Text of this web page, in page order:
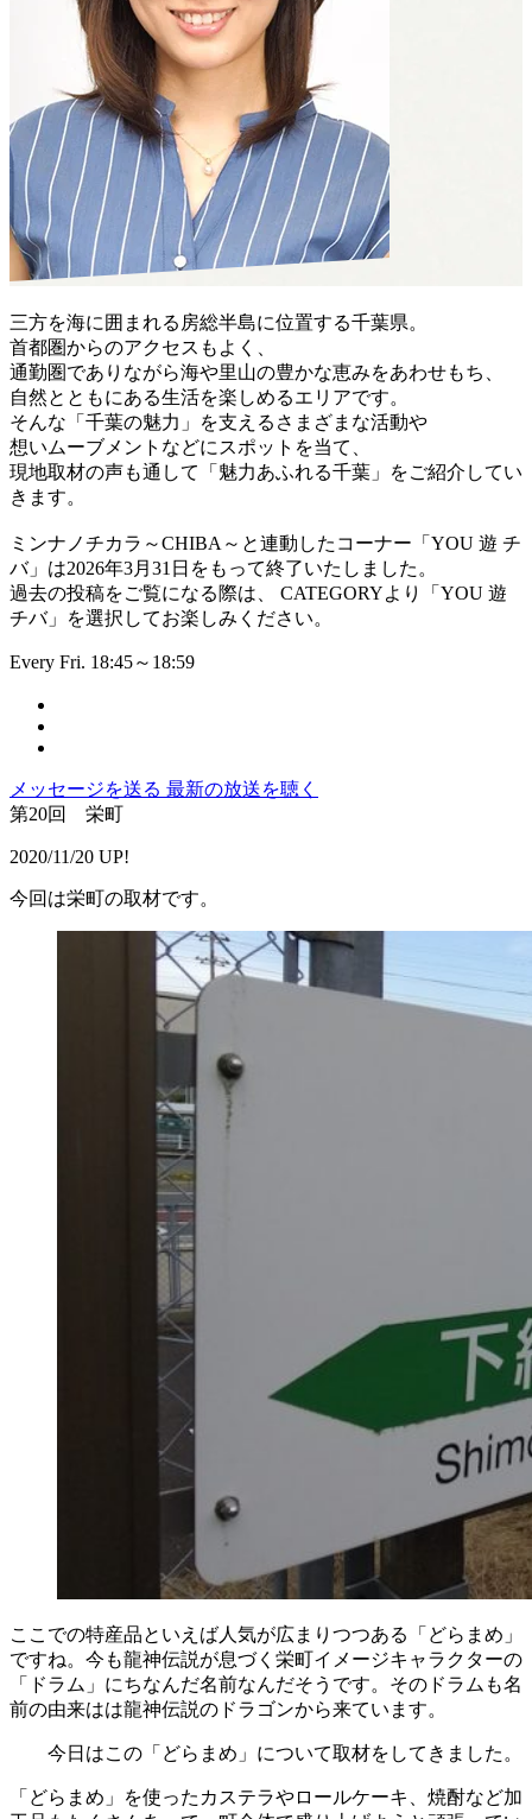
三方を海に囲まれる房総半島に位置する千葉県。
首都圏からのアクセスもよく、
通勤圏でありながら海や里山の豊かな恵みをあわせもち、
自然とともにある生活を楽しめるエリアです。
そんな「千葉の魅力」を支えるさまざまな活動や
想いムーブメントなどにスポットを当て、
現地取材の声も通して「魅力あふれる千葉」をご紹介してい
きます。
ミンナノチカラ～CHIBA～と連動したコーナー「YOU 遊 チ
バ」は2026年3月31日をもって終了いたしました。
過去の投稿をご覧になる際は、 CATEGORYより「YOU 遊
チバ」を選択してお楽しみください。
Every Fri. 18:45～18:59
メッセージを送る 最新の放送を聴く
第20回 栄町
2020/11/20 UP!
今回は栄町の取材です。
ここでの特産品といえば人気が広まりつつある「どらまめ」
ですね。今も龍神伝説が息づく栄町イメージキャラクターの
「ドラム」にちなんだ名前なんだそうです。そのドラムも名
前の由来はは龍神伝説のドラゴンから来ています。
今日はこの「どらまめ」について取材をしてきました。
「どらまめ」を使ったカステラやロールケーキ、焼酎など加